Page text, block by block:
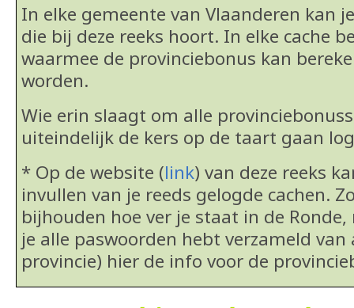
In elke gemeente van Vlaanderen kan
die bij deze reeks hoort. In elke cache
waarmee de provinciebonus kan
worden.
Wie erin slaagt om alle
uiteindelijk de kers op de taart gaan
* Op de website (link) van deze reeks
invullen van je reeds gelogde cachen.
bijhouden hoe ver je staat in de
je alle paswoorden hebt verzameld
provincie) hier de info voor de